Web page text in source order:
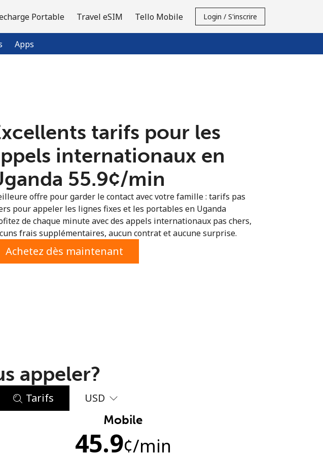
Apps
Portable Travel eSIM Tello Mobile Login / S'inscrire
vous →
minuscule
tarifs pour les
internationaux en
⁦55.9¢⁩/min
offre pour garder le contact avec votre famille : tarifs pas
pour appeler les lignes fixes et les portables en Uganda
de chaque minute avec des appels internationaux pas chers,
frais supplémentaires, aucun contrat et aucune surprise.
Achetez dès maintenant
appeler?
Tarifs USD
Mobile
45.9¢/min